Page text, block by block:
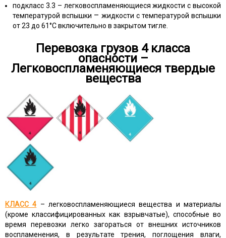
подкласс 3.3 – легковоспламеняющиеся жидкости с высокой
температурой вспышки – жидкости с температурой вспышки
от 23 до 61°С включительно в закрытом тигле.
Перевозка грузов 4 класса
опасности –
Легковоспламеняющиеся твердые
вещества
КЛАСС 4 – легковоспламеняющиеся вещества и материалы
(кроме классифицированных как взрывчатые), способные во
время перевозки легко загораться от внешних источников
воспламенения, в результате трения, поглощения влаги,